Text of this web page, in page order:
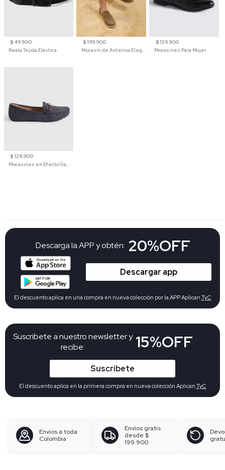
$ 49.900
Reata Tejida Elástica
$ 199.900
Mocasín de Antelina Elegante con Suela de Contraste Para Hombre
$ 139.900
Mocasines Para Mujer
$ 129.900
Mocasines en Efecto Gamuzado Para Mujer
Suscribete a nuestro newsletter y
recibe:
15%OFF
Suscribete
El descuento aplica en la primera compra en nueva colección Aplican TyC
Descarga la APP y obtén: 20%OFF
Descargar app
El descuento aplica en una compra en nueva colección por la APP Aplican TyC
Envíos a toda
Colombia
Envíos gratis
desde $
199.900